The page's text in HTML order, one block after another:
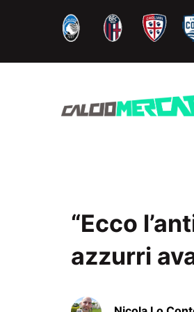
contenuto
“Ecco
azzurri